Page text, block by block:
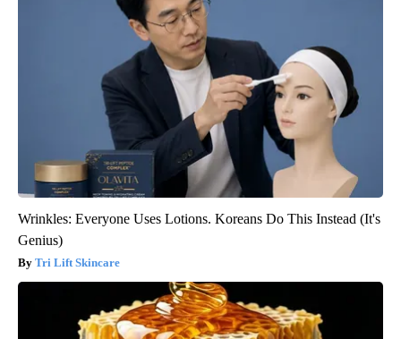
Wrinkles: Everyone Uses Lotions. Koreans Do This Instead (It's
Genius)
Tri Lift Skincare